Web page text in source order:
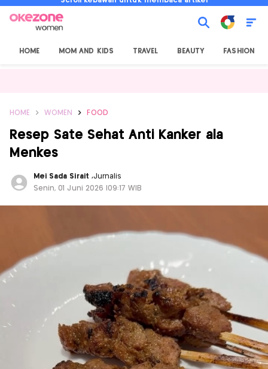
HOME MOM AND KIDS TRAVEL BEAUTY FASHION
HOME WOMEN FOOD
Resep Sate Sehat Anti Kanker ala
Menkes
Mei Sada Sirait ,Jurnalis
Senin, 01 Juni 2026 |09:17 WIB